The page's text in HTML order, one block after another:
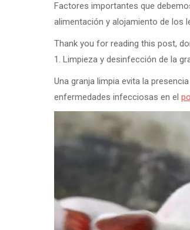
Factores importantes que
alimentación y alojamiento de los
Thank you for reading this post,
1. Limpieza y desinfección de la
Una granja limpia evita la
enfermedades infecciosas en el